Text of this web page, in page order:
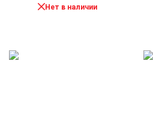
Нет в наличии